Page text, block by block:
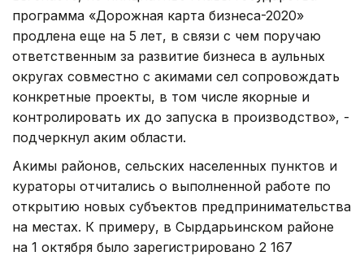
программа «Дорожная карта бизнеса-2020»
продлена еще на 5 лет, в связи с чем поручаю
ответственным за развитие бизнеса в аульных
округах совместно с акимами сел сопровождать
конкретные проекты, в том числе якорные и
контролировать их до запуска в производство», -
подчеркнул аким области.
Акимы районов, сельских населенных пунктов и
кураторы отчитались о выполненной работе по
открытию новых субъектов предпринимательства
на местах. К примеру, в Сырдарьинском районе
на 1 октября было зарегистрировано 2 167